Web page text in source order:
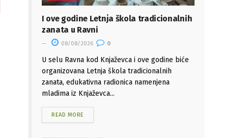
I ove godine Letnja škola tradicionalnih
zanata u Ravni
08/08/2026 0
U selu Ravna kod Knjaževca i ove godine biće
organizovana Letnja škola tradicionalnih
zanata, edukativna radionica namenjena
mladima iz Knjaževca...
READ MORE